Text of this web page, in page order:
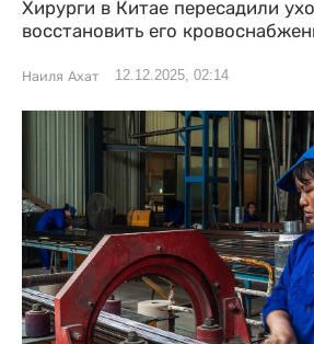
Хирурги в Китае пересадили
восстановить его
Наиля Ахат 12.12.2025, 02:14